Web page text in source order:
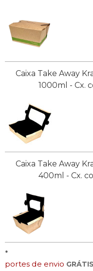
Caixa Take Away
1000ml - Cx.
Caixa Take Away
400ml - Cx.
*
portes de envio GRÁTIS